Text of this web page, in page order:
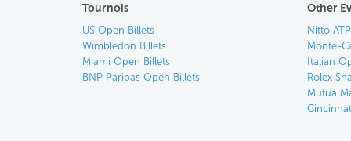
Tournois
US Open Billets
Wimbledon Billets
Miami Open Billets
BNP Paribas Open Billets
Other
Nitto
Monte-
Italian
Rolex
Mutua